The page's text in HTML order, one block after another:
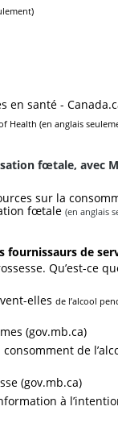
en santé -
Health (en anglais
fœtale, avec
sur la
fœtale (en anglais
fournissaurs de
Qu’est-ce
elles de l’alcool
(gov.mb.ca)
de
(gov.mb.ca)
à